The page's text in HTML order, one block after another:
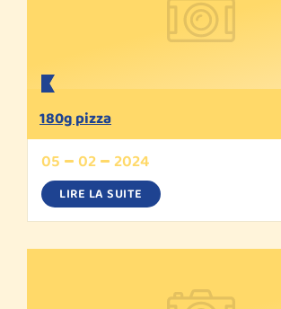
180g pizza
05 02 2024
LIRE LA SUITE